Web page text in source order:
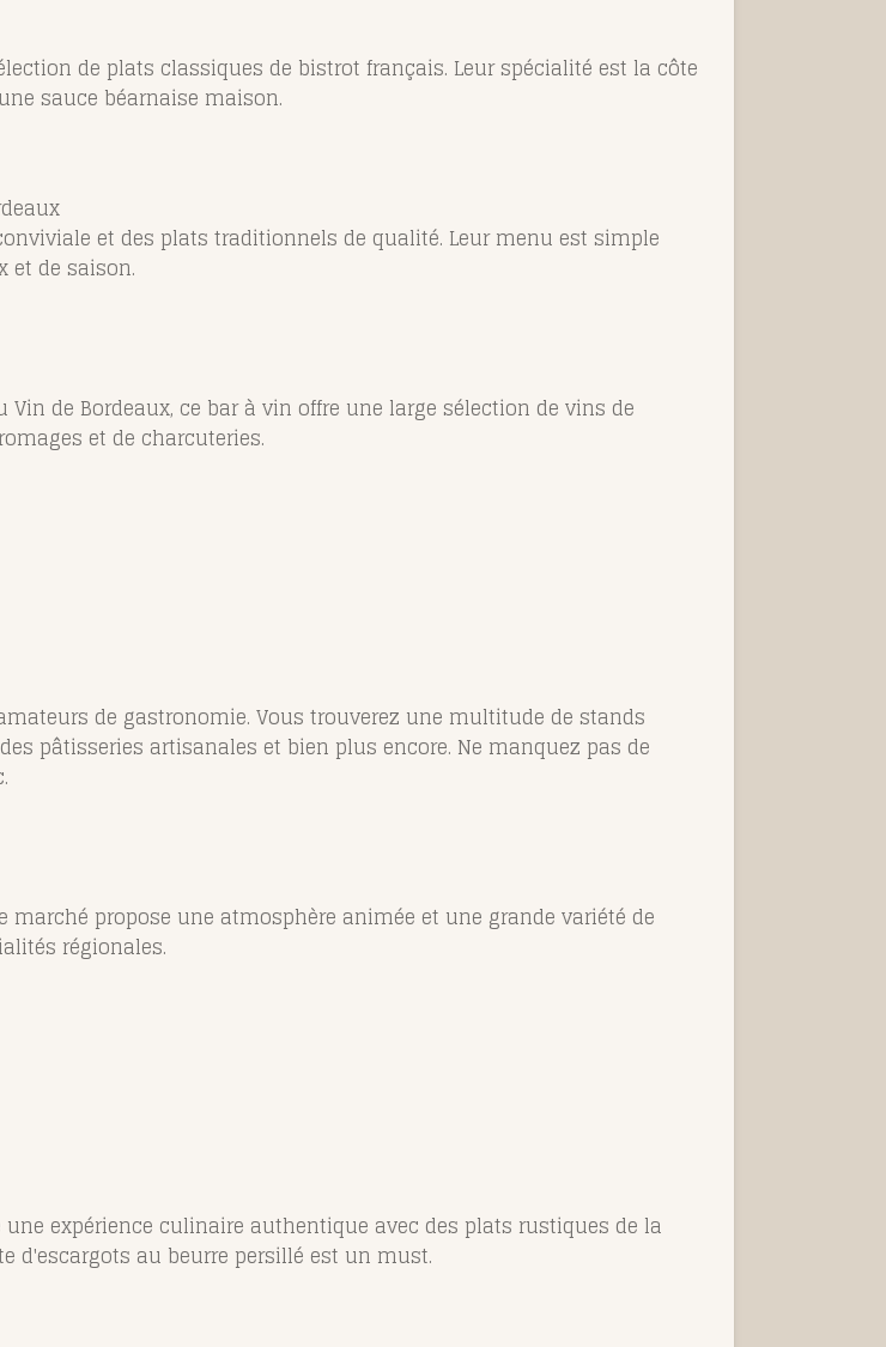
de plats classiques de bistrot français. Leur spécialité est la côte
sauce béarnaise maison.
et des plats traditionnels de qualité. Leur menu est simple
et de saison.
Vin de Bordeaux, ce bar à vin offre une large sélection de vins de
et de charcuteries.
de gastronomie. Vous trouverez une multitude de stands
pâtisseries artisanales et bien plus encore. Ne manquez pas de
marché propose une atmosphère animée et une grande variété de
régionales.
expérience culinaire authentique avec des plats rustiques de la
d'escargots au beurre persillé est un must.